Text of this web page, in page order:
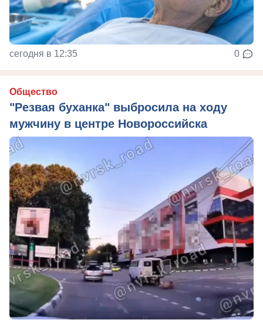
сегодня в 12:35 0
Общество
"Резвая буханка" выбросила на ходу
мужчину в центре Новороссийска